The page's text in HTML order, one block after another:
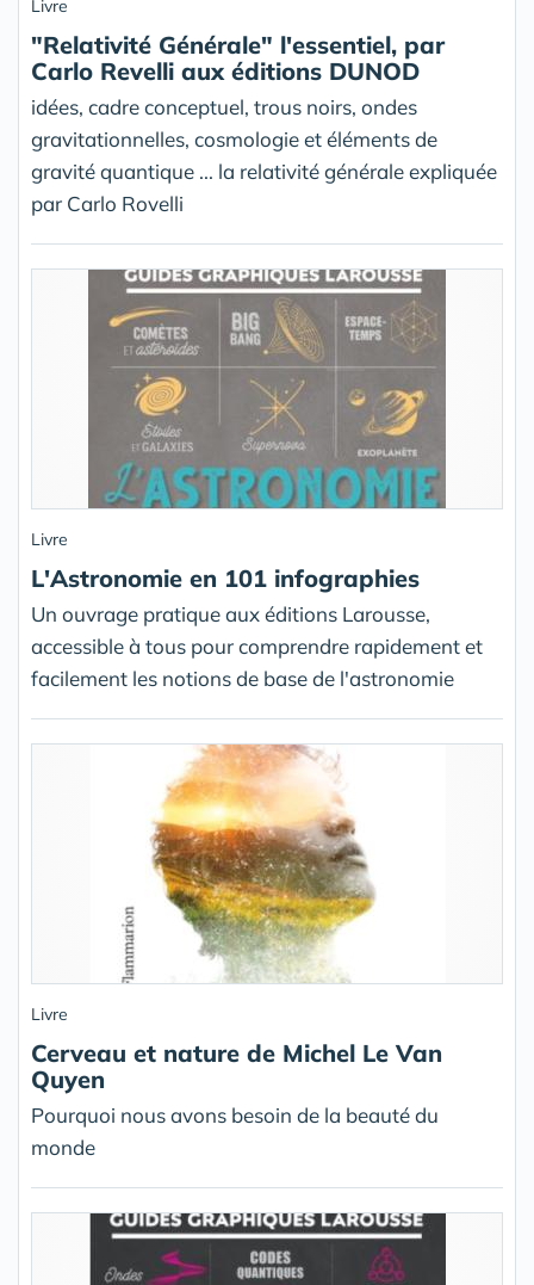
Livre
"Relativité Générale" l'essentiel, par
Carlo Revelli aux éditions DUNOD
idées, cadre conceptuel, trous noirs, ondes
gravitationnelles, cosmologie et éléments de
gravité quantique ... la relativité générale expliquée
par Carlo Rovelli
Livre
L'Astronomie en 101 infographies
Un ouvrage pratique aux éditions Larousse,
accessible à tous pour comprendre rapidement et
facilement les notions de base de l'astronomie
Livre
Cerveau et nature de Michel Le Van
Quyen
Pourquoi nous avons besoin de la beauté du
monde